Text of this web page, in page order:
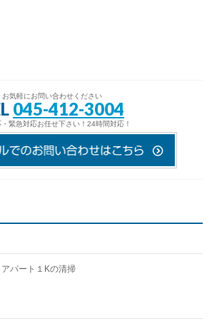
お気軽にお問い合わせください
045-412-3004
緊急対応お任せ下さい！24時間対応！
パート１Kの清掃